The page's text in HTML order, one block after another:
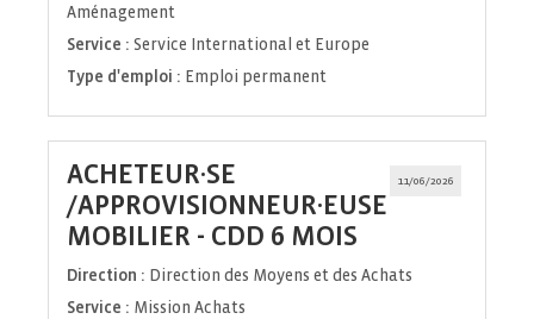
Aménagement
Service : Service International et Europe
Type d'emploi : Emploi permanent
11/06/2026
ACHETEUR·SE
/APPROVISIONNEUR·EUSE
MOBILIER - CDD 6 MOIS
fenêtre)
Direction : Direction des Moyens et des Achats
Service : Mission Achats